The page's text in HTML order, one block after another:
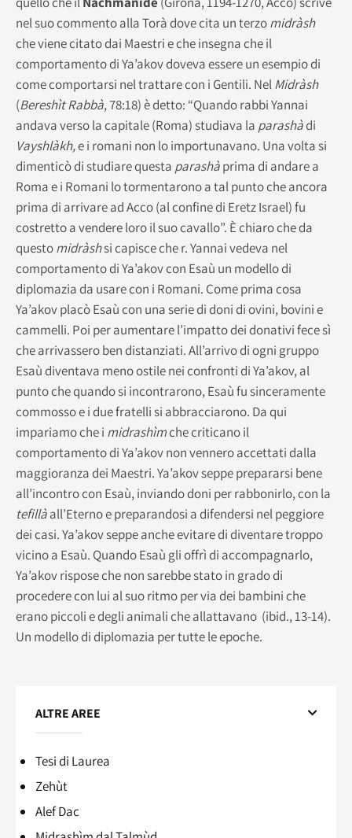
nel suo commento alla Torà dove cita un terzomidràsh
che viene citato dai Maestri e che insegna che il
comportamento di Ya’akov doveva essere un esempio di
come comportarsi nel trattare con i Gentili. NelMidràsh
(Bereshìt Rabbà, 78:18) è detto: “Quando rabbi Yannai
andava verso la capitale (Roma) studiava la parashàdi
Vayshlàkh,e i romani non lo importunavano. Una volta si
dimenticò di studiare questa parashàprima di andare a
Roma e i Romani lo tormentarono a tal punto che ancora
prima di arrivare ad Acco (al confine di Eretz Israel) fu
costretto a vendere loro il suo cavallo”. È chiaro che da
questomidràshsi capisce che r. Yannai vedeva nel
comportamento di Ya’akov con Esaù un modello di
diplomazia da usare con i Romani. Come prima cosa
Ya’akov placò Esaù con una serie di doni di ovini, bovini e
cammelli. Poi per aumentare l’impatto dei donativi fece sì
che arrivassero ben distanziati. All’arrivo di ogni gruppo
Esaù diventava meno ostile nei confronti di Ya’akov, al
punto che quando si incontrarono, Esaù fu sinceramente
commosso e i due fratelli si abbracciarono. Da qui
impariamo che i midrashìmche criticano il
comportamento di Ya’akov non vennero accettati dalla
maggioranza dei Maestri. Ya’akov seppe prepararsi bene
all’incontro con Esaù, inviando doni per rabbonirlo, con la
tefillàall’Eterno e preparandosi a difendersi nel peggiore
dei casi. Ya’akov seppe anche evitare di diventare troppo
vicino a Esaù. Quando Esaù gli offrì di accompagnarlo,
Ya’akov rispose che non sarebbe stato in grado di
procedere con lui al suo ritmo per via dei bambini che
erano piccoli e degli animali che allattavano (ibid., 13-14).
Un modello di diplomazia per tutte le epoche.
ALTRE AREE
Tesi di Laurea
Zehùt
Alef Dac